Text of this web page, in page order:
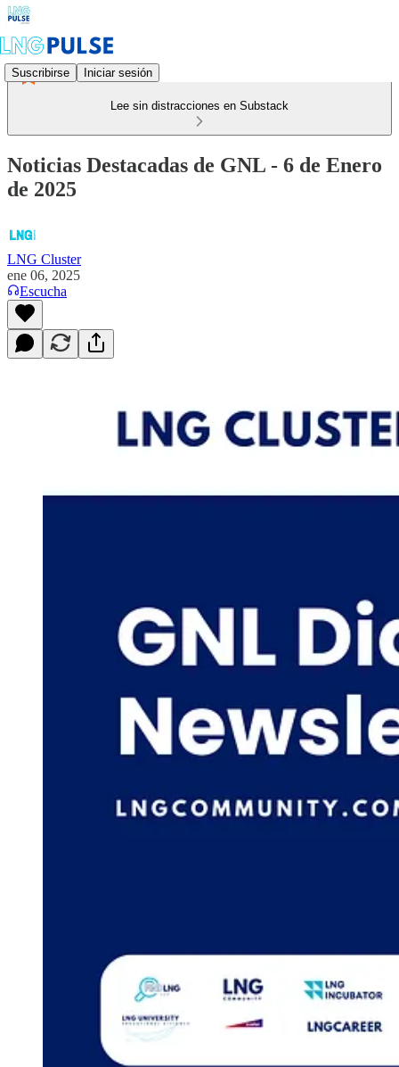
Suscribirse Iniciar sesión
Lee sin distracciones en Substack
Noticias Destacadas de GNL - 6 de Enero
de 2025
LNG Cluster
ene 06, 2025
Escucha